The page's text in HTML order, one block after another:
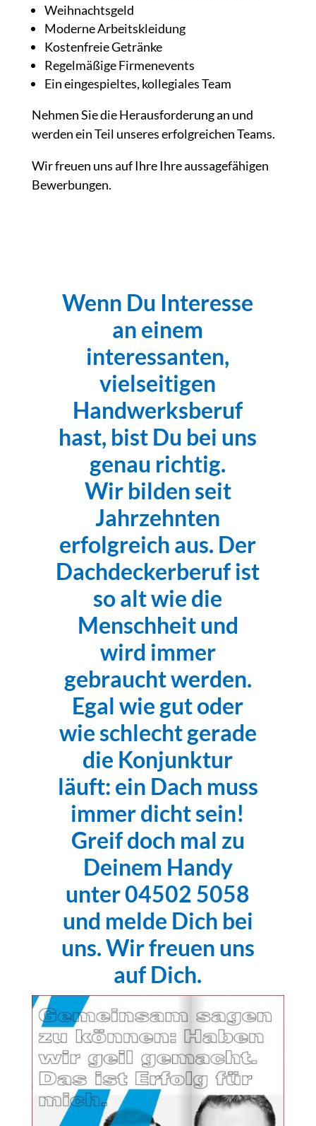
Weihnachtsgeld
Moderne Arbeitskleidung
Kostenfreie Getränke
Regelmäßige Firmenevents
Ein eingespieltes, kollegiales Team
Nehmen Sie die Herausforderung an und
werden ein Teil unseres erfolgreichen Teams.
Wir freuen uns auf Ihre Ihre aussagefähigen
Bewerbungen.
Wenn Du Interesse
an einem
interessanten,
vielseitigen
Handwerksberuf
hast, bist Du bei uns
genau richtig.
Wir bilden seit
Jahrzehnten
erfolgreich aus. Der
Dachdeckerberuf ist
so alt wie die
Menschheit und
wird immer
gebraucht werden.
Egal wie gut oder
wie schlecht gerade
die Konjunktur
läuft: ein Dach muss
immer dicht sein!
Greif doch mal zu
Deinem Handy
unter 04502 5058
und melde Dich bei
uns. Wir freuen uns
auf Dich.